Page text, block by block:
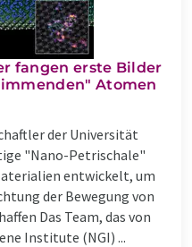
fangen erste Bilder
Atomen
der Universität
"Nano-Petrischale"
entwickelt, um
der Bewegung von
Das Team, das von
Institute (NGI) ...